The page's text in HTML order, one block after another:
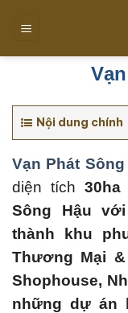
đến
Nội dung chính
Vạn Phát Sông
diện tích 30ha
Sông Hậu
thành khu
Thương Mại
Shophouse,
những dự án